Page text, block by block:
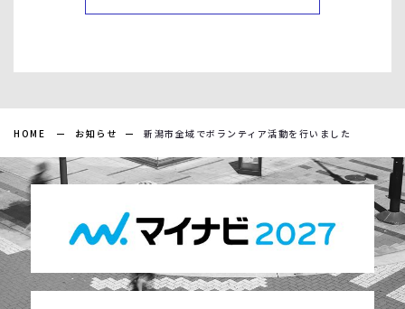
HOME お知らせ 新潟市全域でボランティア活動を行いました